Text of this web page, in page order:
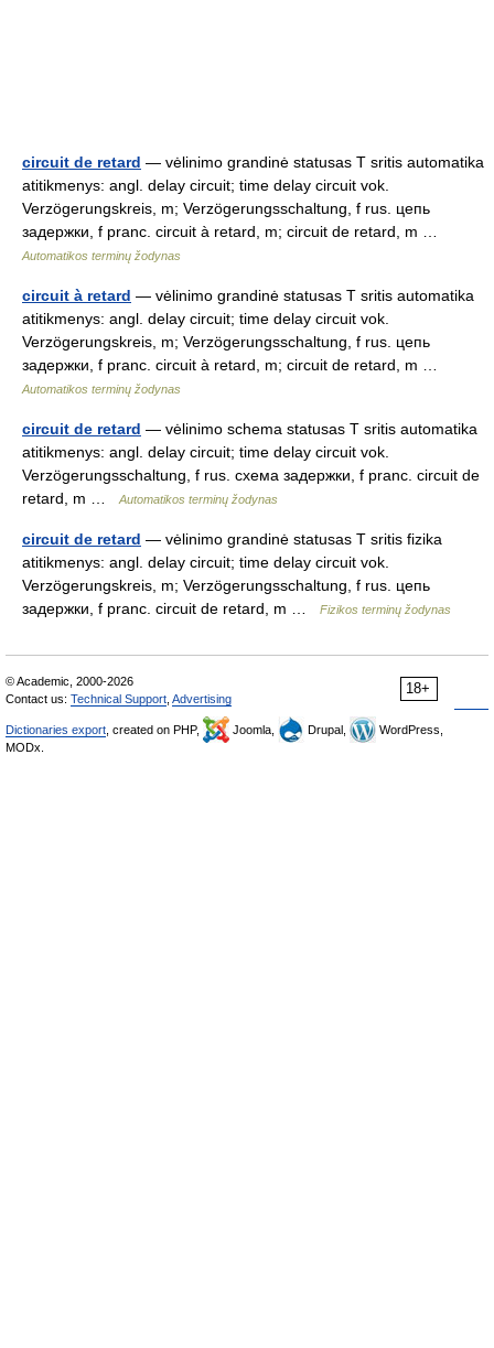
circuit de retard — vėlinimo grandinė statusas T sritis automatika
atitikmenys: angl. delay circuit; time delay circuit vok.
Verzögerungskreis, m; Verzögerungsschaltung, f rus. цепь
задержки, f pranc. circuit à retard, m; circuit de retard, m …
Automatikos terminų žodynas
circuit à retard — vėlinimo grandinė statusas T sritis automatika
atitikmenys: angl. delay circuit; time delay circuit vok.
Verzögerungskreis, m; Verzögerungsschaltung, f rus. цепь
задержки, f pranc. circuit à retard, m; circuit de retard, m …
Automatikos terminų žodynas
circuit de retard — vėlinimo schema statusas T sritis automatika
atitikmenys: angl. delay circuit; time delay circuit vok.
Verzögerungsschaltung, f rus. схема задержки, f pranc. circuit de
retard, m …
Automatikos terminų žodynas
circuit de retard — vėlinimo grandinė statusas T sritis fizika
atitikmenys: angl. delay circuit; time delay circuit vok.
Verzögerungskreis, m; Verzögerungsschaltung, f rus. цепь
задержки, f pranc. circuit de retard, m …
Fizikos terminų žodynas
18+
© Academic, 2000-2026
Contact us: Technical Support Advertising
Dictionaries export , created on PHP, Joomla, Drupal,
WordPress,
MODx.